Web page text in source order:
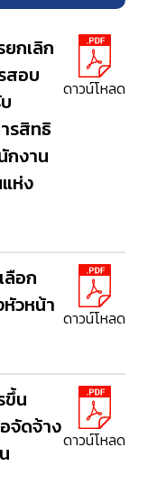
กเลิก
สอบ
รสิทธิ
กงาน
ห่ง
ดาวน์โหลด
ลือก
วหน้า ดาวน์โหลด
ขึ้น
จัดจ้างดาวน์โหลด